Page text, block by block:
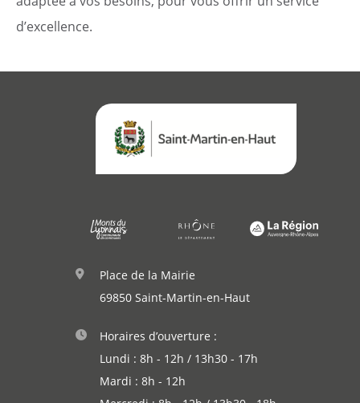
d’excellence.
Place de la Mairie
69850 Saint-Martin-en-Haut
Horaires d’ouverture :
Lundi : 8h - 12h / 13h30 - 17h
Mardi : 8h - 12h
Annuaire
Actualités